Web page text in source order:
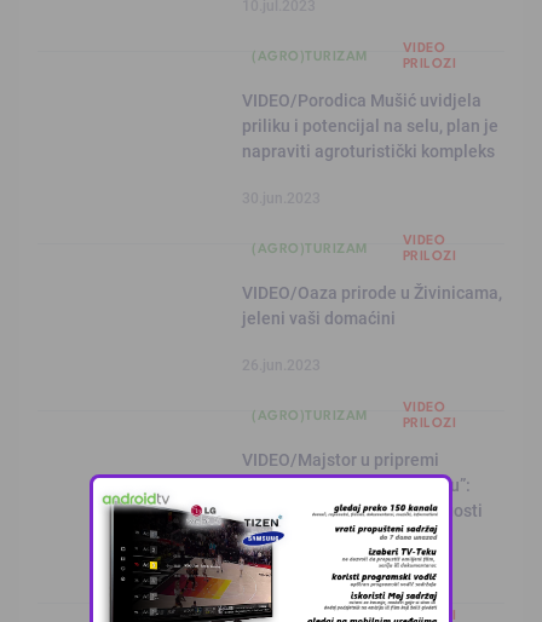
(AGRO)TURIZAM
VIDEO
PRILOZI
VIDEO/Porodica Mušić uvidjela
priliku i potencijal na selu, plan je
napraviti agroturistički kompleks
(AGRO)TURIZAM
VIDEO
PRILOZI
VIDEO/Oaza prirode u Živinicama,
jeleni vaši domaćini
(AGRO)TURIZAM
VIDEO
PRILOZI
VIDEO/Majstor u pripremi
specijaliteta u “Starom hanu”:
Zadovoljni i najzahtjevniji gosti
22.jun.2023
(AGRO)TURIZAM
VIDEO
PRILOZI